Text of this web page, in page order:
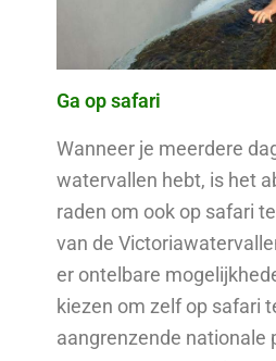
Ga op safari
Wanneer je meerdere
watervallen hebt, is het
raden om ook op safari
van de
er ontelbare
kiezen om zelf op safari
aangrenzende nationale